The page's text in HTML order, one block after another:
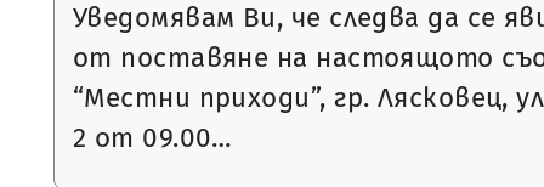
Уведомявам Ви, че следва да се
от поставяне на настоящото
“Местни приходи”, гр. Лясковец,
2 от 09.00…